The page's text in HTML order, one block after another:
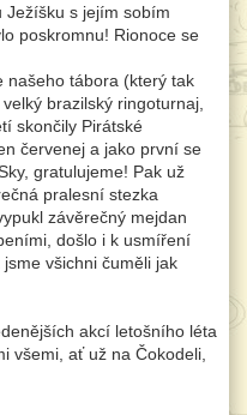
Ježíšku s jejím sobím
poskromnu! Rionoce se
našeho tábora (který tak
brazilský ringoturnaj,
skončily Pirátské
červenej a jako první se
gratulujeme! Pak už
pralesní stezka
závěrečný mejdan
došlo i k usmíření
všichni čuměli jak
akcí letošního léta
všemi, ať už na Čokodeli,